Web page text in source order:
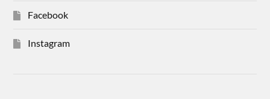
Facebook
Instagram